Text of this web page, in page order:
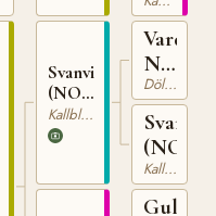
Svanvinn
(NO)
T-133Kallblodig Travare
Vardvin
N
1283
Dölehäst
(NO)
Kallblodig Travare